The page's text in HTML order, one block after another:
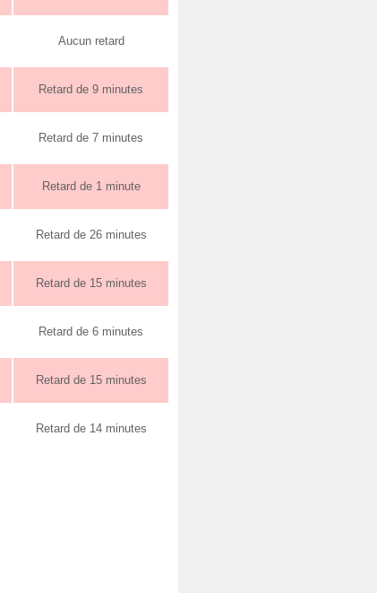
Aucun retard
Retard de 9 minutes
Retard de 7 minutes
Retard de 1 minute
Retard de 26 minutes
Retard de 15 minutes
Retard de 6 minutes
Retard de 15 minutes
Retard de 14 minutes